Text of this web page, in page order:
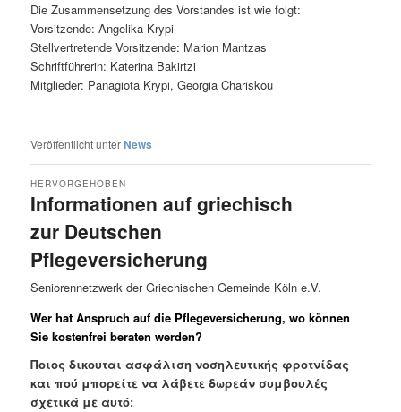
Die Zusammensetzung des Vorstandes ist wie folgt:
Vorsitzende: Angelika Krypi
Stellvertretende Vorsitzende: Marion Mantzas
Schriftführerin: Katerina Bakirtzi
Mitglieder: Panagiota Krypi, Georgia Chariskou
Veröffentlicht unterNews
Informationen auf griechisch
zur Deutschen
Pflegeversicherung
HERVORGEHOBEN
Veröffentlicht am14. November 2025 vonVissarion
Seniorennetzwerk der Griechischen Gemeinde Köln e.V.
Wer hat Anspruch auf die Pflegeversicherung, wo können
Sie kostenfrei beraten werden?
Ποιος δικουται ασφάλιση νοσηλευτικής φροτνίδας
και πού μπορείτε να λάβετε δωρεάν συμβουλές
σχετικά με αυτό;